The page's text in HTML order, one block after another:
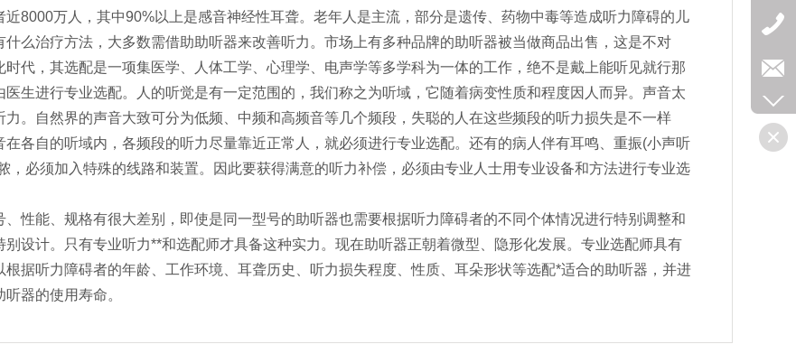
8000万人，其中90%以上是感音神经性耳聋。老年人是主流，部分是遗传、药物中毒等造成听力障碍的儿
么治疗方法，大多数需借助助听器来改善听力。市场上有多种品牌的助听器被当做商品出售，这是不对
时代，其选配是一项集医学、人体工学、心理学、电声学等多学科为一体的工作，绝不是戴上能听见就行那
生进行专业选配。人的听觉是有一定范围的，我们称之为听域，它随着病变性质和程度因人而异。声音太
。自然界的声音大致可分为低频、中频和高频音等几个频段，失聪的人在这些频段的听力损失是不一样
在各自的听域内，各频段的听力尽量靠近正常人，就必须进行专业选配。还有的病人伴有耳鸣、重振(小声听
，必须加入特殊的线路和装置。因此要获得满意的听力补偿，必须由专业人士用专业设备和方法进行专业选
、性能、规格有很大差别，即使是同一型号的助听器也需要根据听力障碍者的不同个体情况进行特别调整和
设计。只有专业听力**和选配师才具备这种实力。现在助听器正朝着微型、隐形化发展。专业选配师具有
据听力障碍者的年龄、工作环境、耳聋历史、听力损失程度、性质、耳朵形状等选配*适合的助听器，并进
器的使用寿命。